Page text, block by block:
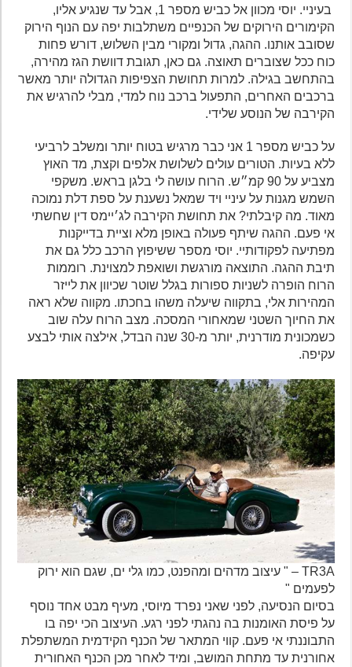
בעיניי. יוסי מכוון אל כביש מספר 1, אבל עד שנגיע אליו,
הקימורים הירוקים של הכנפיים משתלבות יפה עם הנוף הירוק
שסובב אותנו. ההגה, גדול ומקורי מבין השלוש, דורש פחות
כוח ככל שצוברים תאוצה. גם כאן, תגובת דוושת הגז מהירה,
בהתחשב בגילה. למרות תחושת הצפיפות הגדולה יותר מאשר
ברכבים האחרים, התפעול ברכב נוח למדי, מבלי להרגיש את
הקירבה של הנוסע שלידי.
על כביש מספר 1 אני כבר מרגיש בטוח יותר ומשלב לרביעי
ללא בעיות. הטורים עולים לשלושת אלפים וקצת, מד האוץ
מצביע על 90 קמ״ש. הרוח עושה לי בלגן בראש. משקפי
השמש מגנות על עיניי ויד שמאל נשענת על ספת דלת נמוכה
מאוד. מה קיבלתי? את תחושת הקירבה לג׳יימס דין שחשתי
אי פעם. ההגה שיתף פעולה באופן מלא וציית בדייקנות
מפתיעה לפקודותיי. יוסי מספר ששיפוץ הרכב כלל גם את
תיבת ההגה. התוצאה מורגשת ושואפת למצוינת. רוממות
הרוח הופרה לשניות ספורות בגלל שוטר שכיוון את לייזר
המהירות אלי, בתקווה שיעלה משהו בחכתו. מקווה שלא ראה
את החיוך השטני שמאחורי המסכה. מצב הרוח עלה שוב
כשמכונית מודרנית, יותר מ-30 שנה הבדל, אילצה אותי לבצע
עקיפה.
TR3A – " עיצוב מדהים ומהפנט, כמו גלי ים, שגם הוא ירוק
לפעמים "
בסיום הנסיעה, לפני שאני נפרד מיוסי, מעיף מבט אחד נוסף
על פיסת האומנות בה נהגתי לפני רגע. העיצוב הכי יפה בו
התבוננתי אי פעם. קווי המתאר של הכנף הקידמית המשתפלת
אחורנית עד מתחת המושב, ומיד לאחר מכן הכנף האחורית